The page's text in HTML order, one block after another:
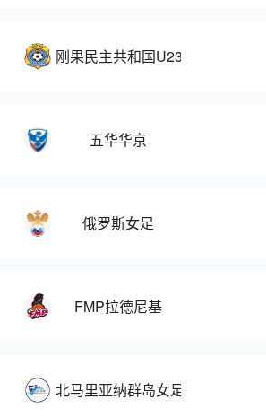
刚果民主共和国U23
五华华京
俄罗斯女足
FMP拉德尼基
北马里亚纳群岛女足